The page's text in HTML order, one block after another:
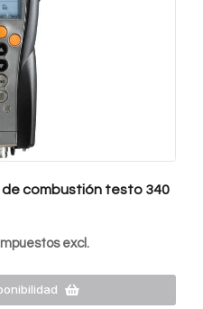
de combustión testo 340
excl.